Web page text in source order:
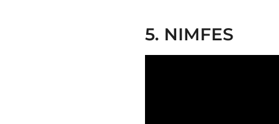
5. NIMFES